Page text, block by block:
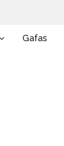
Gafas